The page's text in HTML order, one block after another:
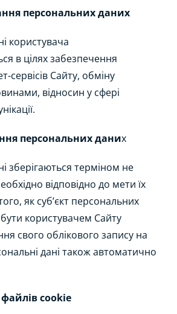
персональних даних
користувача
в цілях забезпечення
сервісів Сайту, обміну
відносин у сфері
персональних даних
зберігаються терміном не
відповідно до мети їх
як суб’єкт персональних
користувачем Сайту
свого облікового запису на
дані також автоматично
cookie